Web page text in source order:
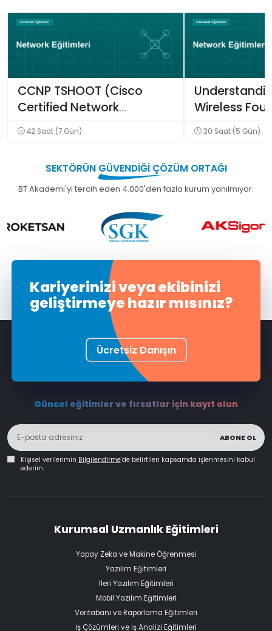
CCNP TSHOOT (Cisco
Certified Network
Professional Tshoot)
42 Saat (7 Gün)
Wireless
(WLFNDU)
30 Saat (5 Gün)
SEKTÖRÜN GÜVENDİĞİÇÖZÜM ORTAĞI
BT Akademi'yi tercih eden 4.000'den fazla kurum yanılmıyor.
Kariyerinizi veya ekibinizi
geliştirmeye hazır mısınız?
Ücretsiz Danışın
Güncel eğitimler ve fırsatlar için kayıt olun
ABONE OL
Kişisel verilerimin Bilgilendirme'de belirtilen kapsamda işlenmesini kabul
ederim.
Kurumsal Uzmanlık Eğitimleri
Yapay Zeka ve Makine Öğrenmesi
Yazılım Eğitimleri
İleri Yazılım Eğitimleri
Mobil Yazılım Eğitimleri
Veritabanı ve Raporlama Eğitimleri
İş Çözümleri ve İş Analizi Eğitimleri